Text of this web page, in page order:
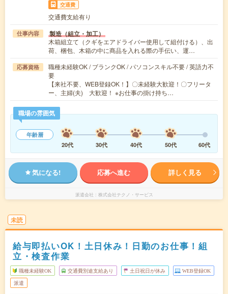
交通費
交通費支給有り
仕事内容 製造（組立・加工）
木箱組立て（クギをエアドライバー使用して組付ける）、出
荷、梱包、木箱の中に商品を入れる際の手伝い、運…
応募資格
職種未経験OK / ブランクOK / パソコンスキル不要 / 英語力不
要
【来社不要、WEB登録OK！】〇未経験大歓迎！〇フリータ
ー、主婦(夫) 大歓迎！ ※お仕事の掛け持ち…
職場の雰囲気
年齢層
20代
30代 40代 50代 60代
気になる! 応募へ進む 詳しく見る
派遣会社 株式会社テクノ・サービス
未読
給与即払いOK！土日休み！日勤のお仕事！組
立・検査作業
職種未経験OK 交通費別途支給あり 土日祝日が休み WEB登録OK
派遣